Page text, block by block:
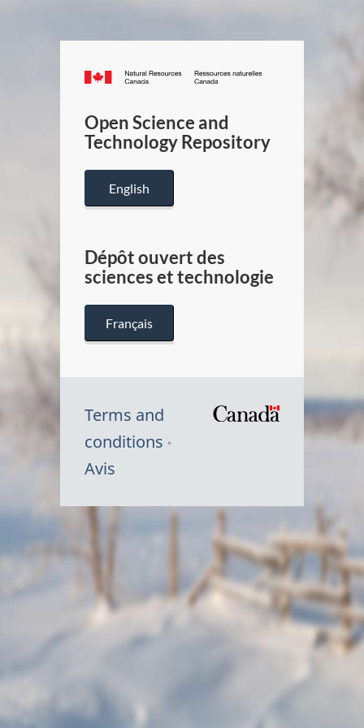
Canada.ca
/
Canada
Open Science and
Technology Repository
English
Dépôt ouvert des
sciences et technologie
Français
Terms and
conditions
Avis
Symbole
Canada